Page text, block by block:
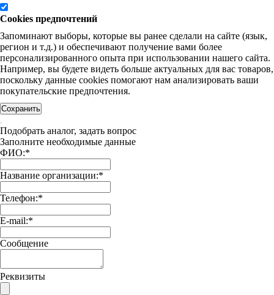
Cookies предпочтений
Запоминают выборы, которые вы ранее сделали на сайте (язык,
регион и т.д.) и обеспечивают получение вами более
персонализированного опыта при использовании нашего сайта.
Например, вы будете видеть больше актуальных для вас товаров,
поскольку данные cookies помогают нам анализировать ваши
покупательские предпочтения.
Сохранить
Подобрать аналог, задать вопрос
Заполните необходимые данные
ФИО:*
Название организации:*
Телефон:*
E-mail:*
Сообщение
Реквизиты